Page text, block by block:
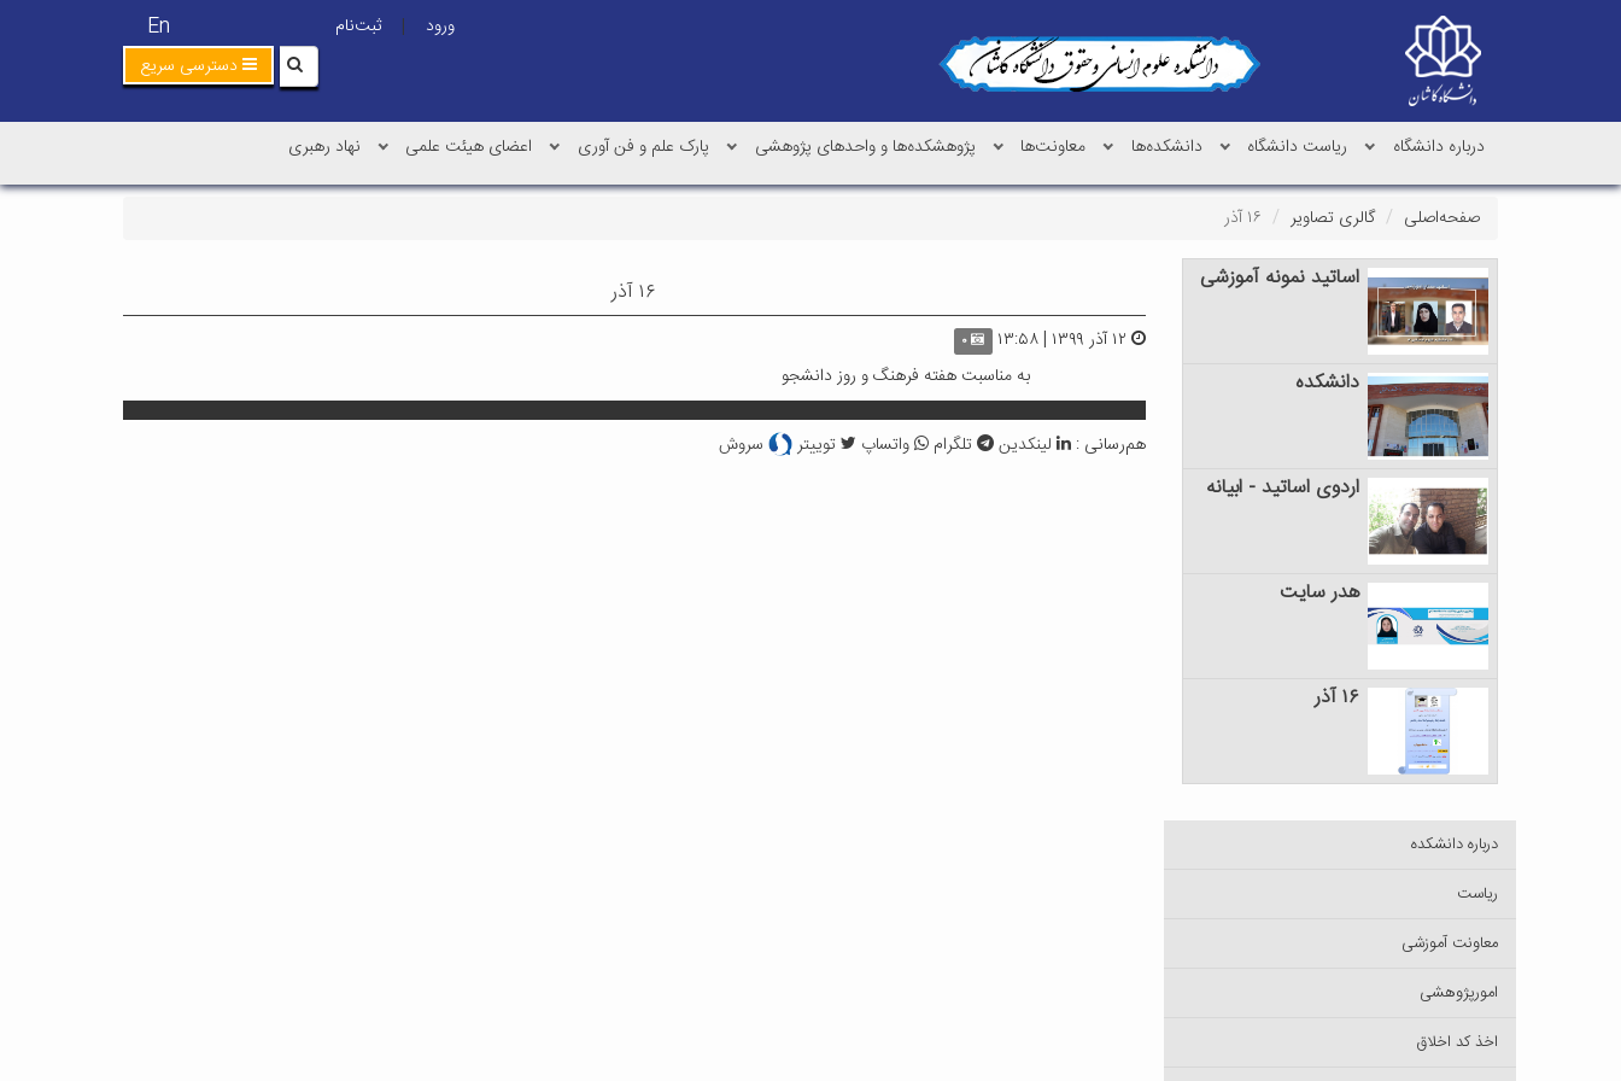
En ورود |
ثبت‌نام
دسترسی سریع
درباره دانشگاه ریاست دانشگاه دانشکده‌ها معاونت‌ها پژوهشکده‌ها و واحدهای پژوهشی پارک علم و فن آوری اعضای هیئت علمی نهاد رهبری
صفحه‌اصلی گالری تصاویر ۱۶ آذر
۱۶ آذر
۰
به مناسبت هفته فرهنگ و روز دانشجو
هم‌رسانی : لینکدین تلگرام واتساپ توییتر سروش
اساتید نمونه آموزشی
دانشکده
اردوی اساتید - ابیانه
هدر سایت
۱۶ آذر
درباره دانشکده
ریاست
معاونت آموزشی
امورپژوهشی
اخذ کد اخلاق